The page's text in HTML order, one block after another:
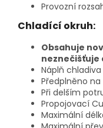
Provozní
Chladící okruh:
Obsahuje
neznečišťuje
Náplň chladiva
Předplněno
Při delším
Propojovací
Maximální